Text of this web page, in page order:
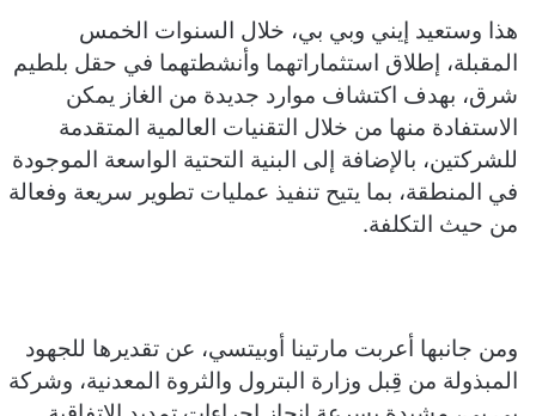
هذا وستعيد إيني وبي بي، خلال السنوات الخمس
المقبلة، إطلاق استثماراتهما وأنشطتهما في حقل بلطيم
شرق، بهدف اكتشاف موارد جديدة من الغاز يمكن
الاستفادة منها من خلال التقنيات العالمية المتقدمة
للشركتين، بالإضافة إلى البنية التحتية الواسعة الموجودة
في المنطقة، بما يتيح تنفيذ عمليات تطوير سريعة وفعالة
من حيث التكلفة.
ومن جانبها أعربت مارتينا أوبيتسي، عن تقديرها للجهود
المبذولة من قِبل وزارة البترول والثروة المعدنية، وشركة